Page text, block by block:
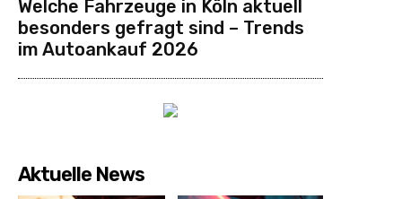
Welche Fahrzeuge in Köln aktuell
besonders gefragt sind – Trends
im Autoankauf 2026
Aktuelle News